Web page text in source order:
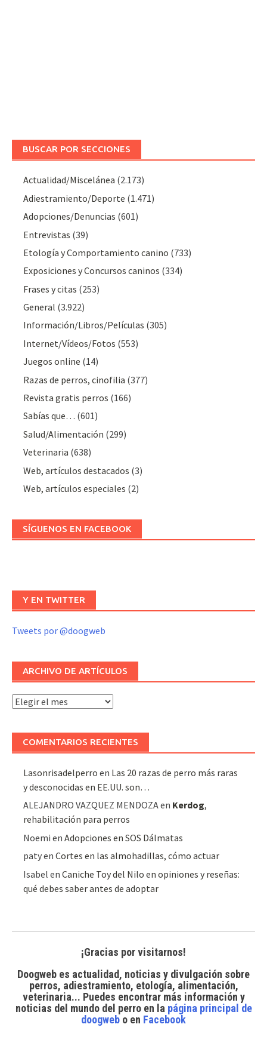
BUSCAR POR SECCIONES
Actualidad/Miscelánea (2.173)
Adiestramiento/Deporte (1.471)
Adopciones/Denuncias (601)
Entrevistas (39)
Etología y Comportamiento canino (733)
Exposiciones y Concursos caninos (334)
Frases y citas (253)
General (3.922)
Información/Libros/Películas (305)
Internet/Vídeos/Fotos (553)
Juegos online (14)
Razas de perros, cinofilia (377)
Revista gratis perros (166)
Sabías que… (601)
Salud/Alimentación (299)
Veterinaria (638)
Web, artículos destacados (3)
Web, artículos especiales (2)
SÍGUENOS EN FACEBOOK
Y EN TWITTER
Tweets por @doogweb
ARCHIVO DE ARTÍCULOS
Archivo
COMENTARIOS RECIENTES
Lasonrisadelperro en Las 20 razas de perro más raras
y desconocidas en EE.UU. son…
ALEJANDRO VAZQUEZ MENDOZAen Kerdog,
rehabilitación para perros
Noemi enAdopciones en SOS Dálmatas
patyenCortes en las almohadillas, cómo actuar
Isabel enCaniche Toy del Nilo en opiniones y reseñas:
qué debes saber antes de adoptar
¡Gracias por visitarnos!
Doogweb es actualidad, noticias y divulgación sobre
perros, adiestramiento, etología, alimentación,
veterinaria... Puedes encontrar más información y
noticias del mundo del perroen la página principal de
doogweb o en Facebook